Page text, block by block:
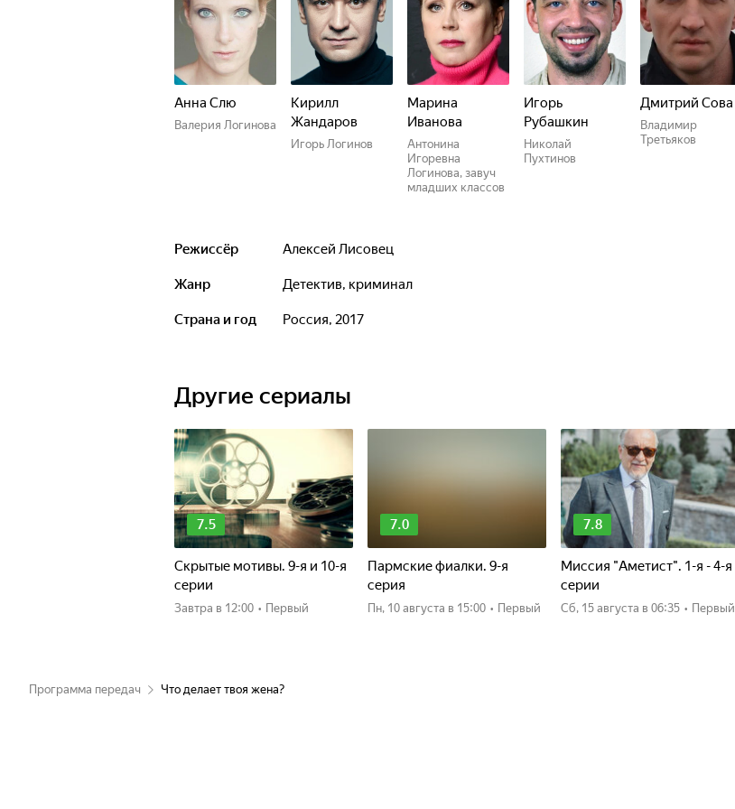
Анна Слю
Валерия Логинова
Кирилл
Жандаров
Игорь Логинов
Марина
Иванова
Антонина
Игоревна
Логинова, завуч
младших классов
Игорь
Рубашкин
Николай
Пухтинов
Дмитрий Сова
Владимир
Третьяков
Режиссёр Алексей Лисовец
Жанр детектив, криминал
Страна и год Россия, 2017
Другие сериалы
7.5
Скрытые мотивы. 9-я и 10-я
серии
Завтра в 12:00 • Первый
7.0
Пармские фиалки. 9-я
серия
пн, 10 августа в 15:00 • Первый
7.8
Миссия "Аметист". 1-я - 4-я
серии
сб, 15 августа в 06:35 • Первый
Программа передач Что делает твоя жена?